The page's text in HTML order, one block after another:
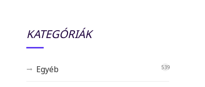
KATEGÓRIÁK
Egyéb 539